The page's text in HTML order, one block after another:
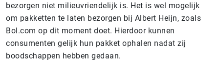
bezorgen niet milieuvriendelijk is. Het is wel mogelijk
om pakketten te laten bezorgen bij Albert Heijn, zoals
Bol.com op dit moment doet. Hierdoor kunnen
consumenten gelijk hun pakket ophalen nadat zij
boodschappen hebben gedaan.